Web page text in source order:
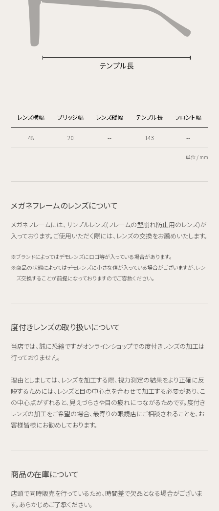
レンズ横幅 ブリッジ幅 レンズ縦幅 テンプル長 フロント幅
48 20 -- 143 --
単位 / mm
メガネフレームのレンズについて
メガネフレームには、サンプルレンズ(フレームの型崩れ防止用のレンズ)が
入っております。ご使用いただく際には、レンズの交換をお薦めいたします。
ブランドによってはデモレンズにロゴ等が入っている場合があります。
商品の状態によってはデモレンズに小さな傷が入っている場合がございますが、レン
ズ交換することが前提になっておりますのでご容赦ください。
度付きレンズの取り扱いについて
当店では、誠に恐縮ですがオンラインショップでの度付きレンズの加工は
行っておりません。
理由としましては、レンズを加工する際、視力測定の結果をより正確に反
映するためには、レンズと目の中心点を合わせて加工する必要があり、こ
の中心点がずれると、見えづらさや目の疲れにつながるためです。度付き
レンズの加工をご希望の場合、最寄りの眼鏡店にご相談されることを、お
客様皆様にお勧めしております。
商品の在庫について
店頭で同時販売を行っているため、時間差で欠品となる場合がございま
す。あらかじめご了承ください。